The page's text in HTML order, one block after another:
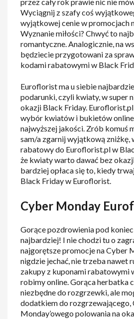
Wyciągnij z szafy coś
wyjątkowej cenie w promocjach
Wyznanie miłości? Chwyć to
romantyczne. Analogicznie, na
będziecie przygotowani za
kodami rabatowymi w Black
Euroflorist ma u siebie
podarunki, czyli kwiaty, w super
okazji Black Friday.
wybór kwiatów i bukietów
najwyższej jakości. Zrób komuś
sam/a zgarnij wyjątkową zniżkę,
rabatowy do Euroflorist.pl w
że kwiaty warto dawać bez
bardziej opłaca się to, kiedy
Black Friday w Euroflorist.
Cyber Monday
Gorące pozdrowienia pod
najbardziej! I nie chodzi tu o
najgorętsze promocje na Cyber
nigdzie jechać, nie trzeba nawet
zakupy z kuponami rabatowymi
robimy online. Gorąca herbatka
niezbędne do rozgrzewki, ale
dodatkiem do rozgrzewającego,
Monday’owego polowania na